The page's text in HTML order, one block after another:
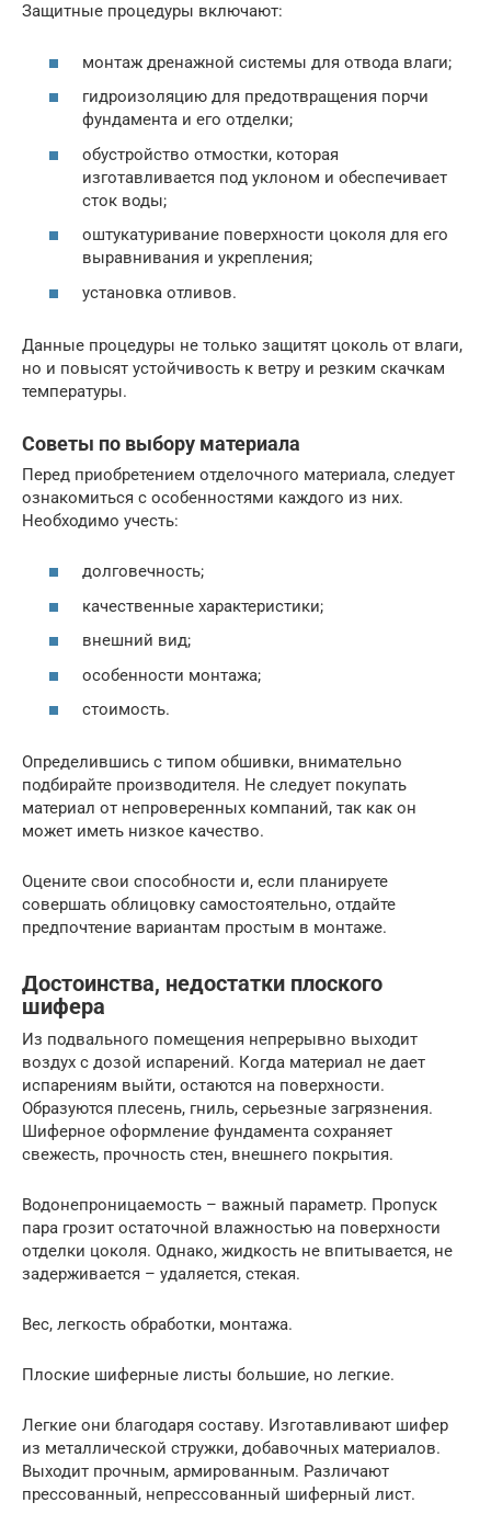
Защитные процедуры включают:
монтаж дренажной системы для отвода влаги;
гидроизоляцию для предотвращения порчи
фундамента и его отделки;
обустройство отмостки, которая
изготавливается под уклоном и обеспечивает
сток воды;
оштукатуривание поверхности цоколя для его
выравнивания и укрепления;
установка отливов.
Данные процедуры не только защитят цоколь от влаги,
но и повысят устойчивость к ветру и резким скачкам
температуры.
Советы по выбору материала
Перед приобретением отделочного материала, следует
ознакомиться с особенностями каждого из них.
Необходимо учесть:
долговечность;
качественные характеристики;
внешний вид;
особенности монтажа;
стоимость.
Определившись с типом обшивки, внимательно
подбирайте производителя. Не следует покупать
материал от непроверенных компаний, так как он
может иметь низкое качество.
Оцените свои способности и, если планируете
совершать облицовку самостоятельно, отдайте
предпочтение вариантам простым в монтаже.
Достоинства, недостатки плоского
шифера
Из подвального помещения непрерывно выходит
воздух с дозой испарений. Когда материал не дает
испарениям выйти, остаются на поверхности.
Образуются плесень, гниль, серьезные загрязнения.
Шиферное оформление фундамента сохраняет
свежесть, прочность стен, внешнего покрытия.
Водонепроницаемость – важный параметр. Пропуск
пара грозит остаточной влажностью на поверхности
отделки цоколя. Однако, жидкость не впитывается, не
задерживается – удаляется, стекая.
Вес, легкость обработки, монтажа.
Плоские шиферные листы большие, но легкие.
Легкие они благодаря составу. Изготавливают шифер
из металлической стружки, добавочных материалов.
Выходит прочным, армированным. Различают
прессованный, непрессованный шиферный лист.